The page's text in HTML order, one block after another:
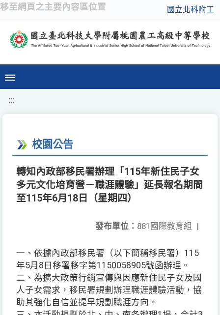
移至網頁之主要內容區位置 國立北科附工
:::
校園公告
轉知內政部移民署辦理「115年新住民子女
多元文化培育營－職涯體驗」延長報名期間
至115年6月18日（星期四）
發布單位： 881國際教育組 |
一、依據內政部移民署（以下簡稱移民署）115
年5月8日移署移字第1150058905號函辦理。
二、為擴大政策行銷宣傳與因應新住民子女及國
人子女需求，移民署規劃辦理職涯體驗活動，協
助其強化自信並提早規劃職涯方向。